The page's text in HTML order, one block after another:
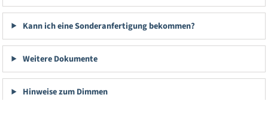
Kann ich eine Sonderanfertigung bekommen?
Weitere Dokumente
Hinweise zum Dimmen